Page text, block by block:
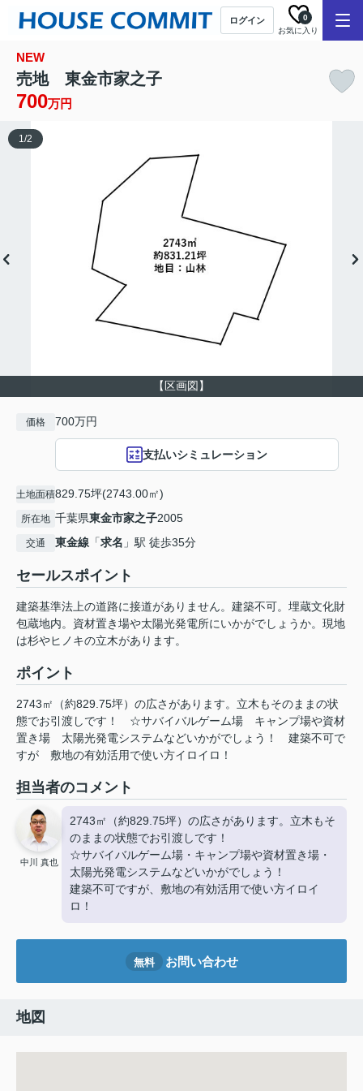
ログイン
お気に入り
0
NEW
売地 東金市家之子
700万円
【区画図】
1/2
価格 700万円
支払いシミュレーション
土地面積829.75坪(2743.00㎡)
所在地 千葉県東金市家之子2005
交通 東金線 「求名 」駅 徒歩35分
セールスポイント
建築基準法上の道路に接道がありません。建築不可。埋蔵文化財
包蔵地内。資材置き場や太陽光発電所にいかがでしょうか。現地
は杉やヒノキの立木があります。
ポイント
2743㎡（約829.75坪）の広さがあります。立木もそのままの状
態でお引渡しです！
☆サバイバルゲーム場
キャンプ場や資材
置き場
太陽光発電システムなどいかがでしょう！
建築不可で
すが
敷地の有効活用で使い方イロイロ！
担当者のコメント
中川 真也
2743㎡（約829.75坪）の広さがあります。立木もそ
のままの状態でお引渡しです！
☆サバイバルゲーム場・キャンプ場や資材置き場・
太陽光発電システムなどいかがでしょう！
建築不可ですが、敷地の有効活用で使い方イロイ
ロ！
無料 お問い合わせ
地図